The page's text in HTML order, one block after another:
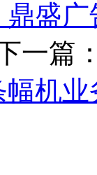
鼎盛
一篇
机